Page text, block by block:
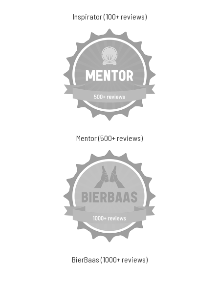
Inspirator (100+ reviews)
Mentor (500+ reviews)
BierBaas (1000+ reviews)